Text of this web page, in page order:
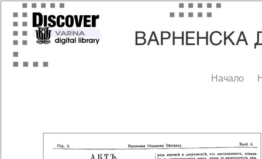
Начало